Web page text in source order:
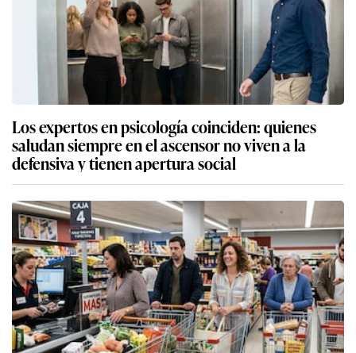
Los expertos en psicología coinciden: quienes
saludan siempre en el ascensor no viven a la
defensiva y tienen apertura social